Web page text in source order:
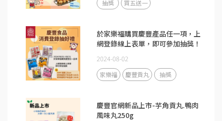
抽獎 買五送一
於家樂福購買慶豐產品任一項，上
網登錄線上表單，即可參加抽獎！
2024-08-02
家樂福 慶豐貢丸 抽獎
慶豐官網新品上市-芋角貢丸.鴨肉
風味丸250g